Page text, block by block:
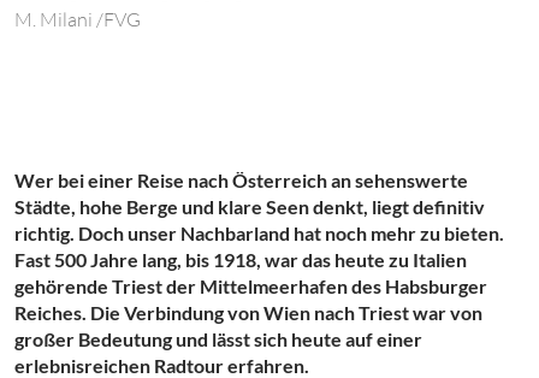
M. Milani /FVG
Wer bei einer Reise nach Österreich an sehenswerte
Städte, hohe Berge und klare Seen denkt, liegt definitiv
richtig. Doch unser Nachbarland hat noch mehr zu bieten.
Fast500Jahre lang, bis 1918, war das heute zu Italien
gehörende Triest der Mittelmeerhafen des Habsburger
Reiches. Die Verbindung von Wien nach Triest war von
großer Bedeutung und lässt sich heute auf einer
erlebnisreichen Radtour erfahren.